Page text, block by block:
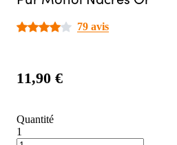
79 avis
11,90 €
Quantité
1